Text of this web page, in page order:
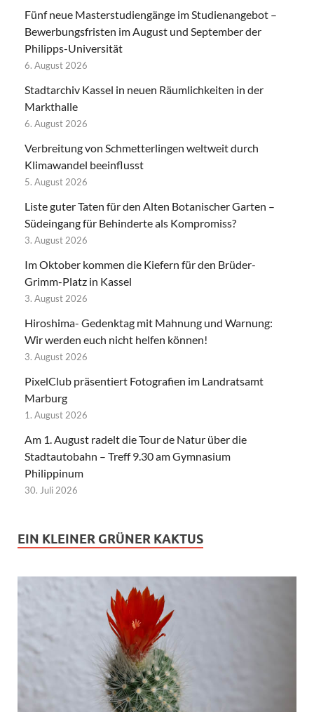
Fünf neue Masterstudiengänge im Studienangebot –
Bewerbungsfristen im August und September der
Philipps-Universität
6. August 2026
Stadtarchiv Kassel in neuen Räumlichkeiten in der
Markthalle
6. August 2026
Verbreitung von Schmetterlingen weltweit durch
Klimawandel beeinflusst
5. August 2026
Liste guter Taten für den Alten Botanischer Garten –
Südeingang für Behinderte als Kompromiss?
3. August 2026
Im Oktober kommen die Kiefern für den Brüder-
Grimm-Platz in Kassel
3. August 2026
Hiroshima- Gedenktag mit Mahnung und Warnung:
Wir werden euch nicht helfen können!
3. August 2026
PixelClub präsentiert Fotografien im Landratsamt
Marburg
1. August 2026
Am 1. August radelt die Tour de Natur über die
Stadtautobahn – Treff 9.30 am Gymnasium
Philippinum
30. Juli 2026
EIN KLEINER GRÜNER KAKTUS